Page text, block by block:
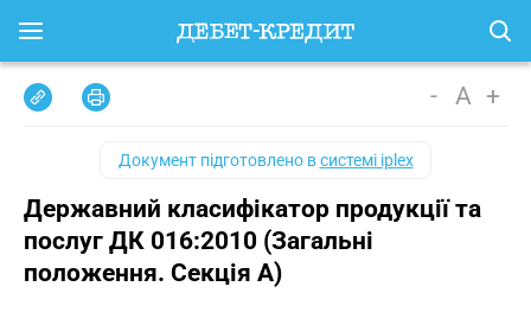
- A +
Документ підготовлено всистемі iplex
Державний класифікатор продукції та
послуг ДК 016:2010 (Загальні
положення. Секція A)